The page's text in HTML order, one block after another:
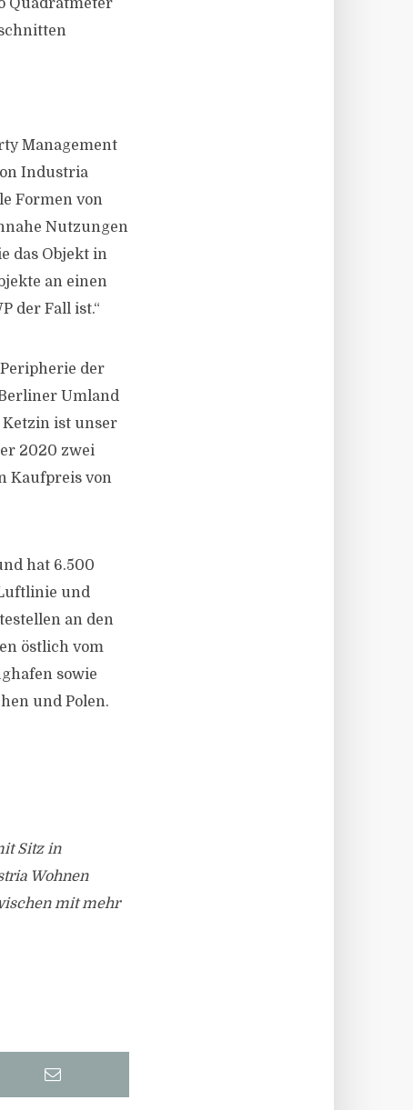
Quadratmeter
Management
Industria
Formen von
Nutzungen
das Objekt in
an einen
der Fall ist.“
der
Umland
ist unser
2020 zwei
Kaufpreis von
hat 6.500
und
an den
östlich vom
sowie
und Polen.
Sitz in
Wohnen
mit mehr